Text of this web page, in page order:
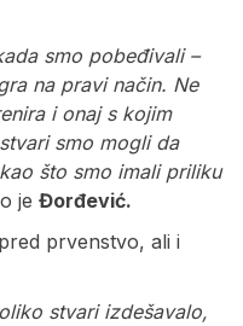
smo pobeđivali –
na pravi način. Ne
i onaj s kojim
smo mogli da
što smo imali priliku
je Đorđević.
prvenstvo, ali i
stvari izdešavalo,